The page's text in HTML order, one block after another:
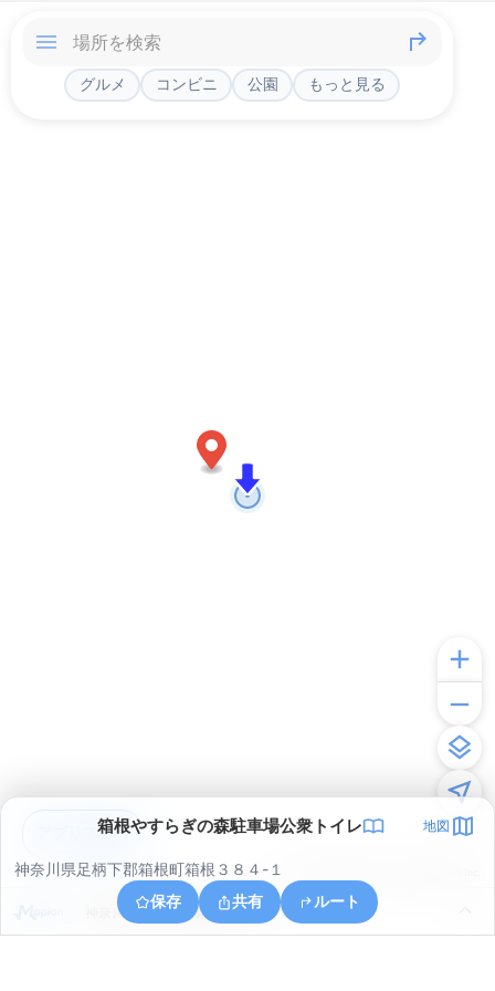
グルメ コンビニ 公園 もっと見る
箱根やすらぎの森駐車場公衆トイレ 地図
神奈川県足柄下郡箱根町箱根３８４-１
保存
共有 ルート
神奈川県足柄下郡湯河原町宮上
アプリで見る